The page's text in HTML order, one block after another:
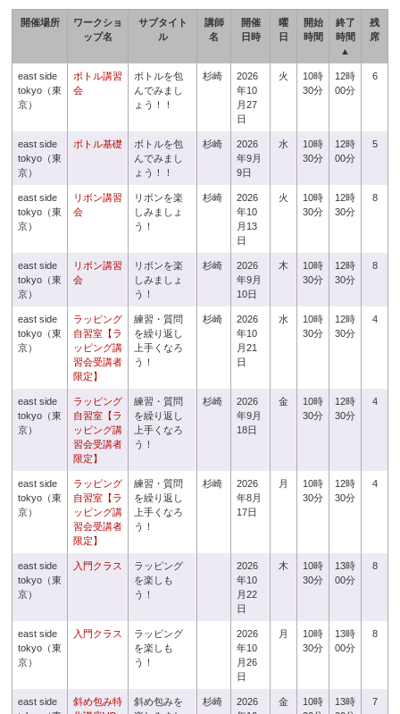
開催場所
ワークショ
ップ名
サブタイト
ル
講師
名
開催
日時
曜
日
開始
時間
終了
時間
▲
残
席
east side
tokyo（東
京）
ボトル講習
会
ボトルを包
んでみまし
ょう！！
杉崎
2026
年10
月27
日
火
10時
30分
12時
00分
6
east side
tokyo（東
京）
ボトル基礎
ボトルを包
んでみまし
ょう！！
杉崎
2026
年9月
9日
水
10時
30分
12時
00分
5
east side
tokyo（東
京）
リボン講習
会
リボンを楽
しみましょ
う！
杉崎
2026
年10
月13
日
火
10時
30分
12時
30分
8
east side
tokyo（東
京）
リボン講習
会
リボンを楽
しみましょ
う！
杉崎
2026
年9月
10日
木
10時
30分
12時
30分
8
east side
tokyo（東
京）
ラッピング
自習室【ラ
ッピング講
習会受講者
限定】
練習・質問
を繰り返し
上手くなろ
う！
杉崎
2026
年10
月21
日
水
10時
30分
12時
30分
4
east side
tokyo（東
京）
ラッピング
自習室【ラ
ッピング講
習会受講者
限定】
練習・質問
を繰り返し
上手くなろ
う！
杉崎
2026
年9月
18日
金
10時
30分
12時
30分
4
east side
tokyo（東
京）
ラッピング
自習室【ラ
ッピング講
習会受講者
限定】
練習・質問
を繰り返し
上手くなろ
う！
杉崎
2026
年8月
17日
月
10時
30分
12時
30分
4
east side
tokyo（東
京）
入門クラス
ラッピング
を楽しも
う！
2026
年10
月22
日
木
10時
30分
13時
00分
8
east side
tokyo（東
京）
入門クラス
ラッピング
を楽しも
う！
2026
年10
月26
日
月
10時
30分
13時
00分
8
east side
斜め包み特
斜め包みを
杉崎
2026
金
10時
13時
7